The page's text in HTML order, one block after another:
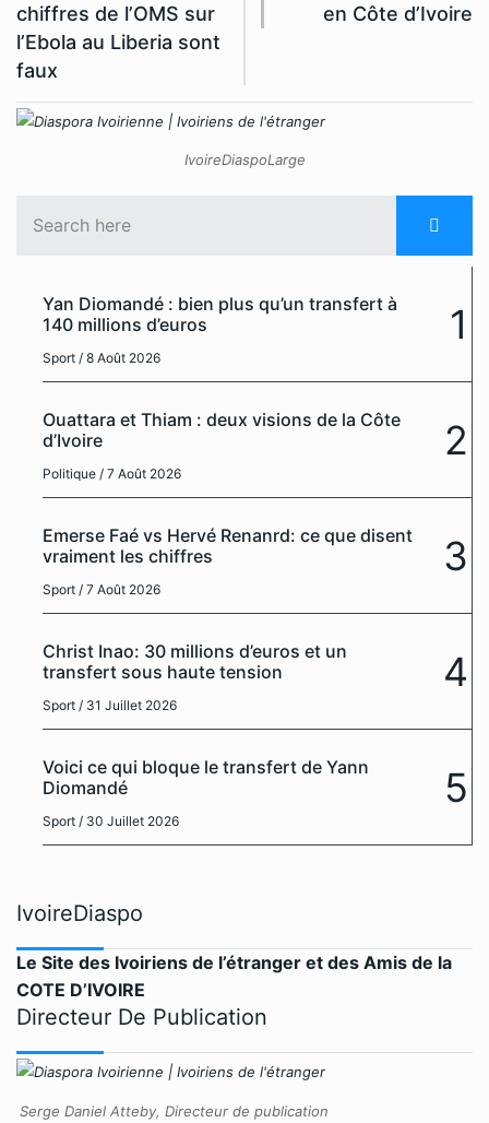
chiffres de l’OMS sur
l’Ebola au Liberia sont
faux
en Côte d’Ivoire
IvoireDiaspoLarge
Yan Diomandé : bien plus qu’un transfert à
140 millions d’euros
Sport / 8 Août 2026
1
Ouattara et Thiam : deux visions de la Côte
d’Ivoire
Politique / 7 Août 2026
2
Emerse Faé vs Hervé Renanrd: ce que disent
vraiment les chiffres
Sport / 7 Août 2026
3
Christ Inao: 30 millions d’euros et un
transfert sous haute tension
Sport / 31 Juillet 2026
4
Voici ce qui bloque le transfert de Yann
Diomandé
Sport / 30 Juillet 2026
5
IvoireDiaspo
Le Site des Ivoiriens de l’étranger et des Amis de la
COTE D’IVOIRE
Directeur De Publication
Serge Daniel Atteby, Directeur de publication